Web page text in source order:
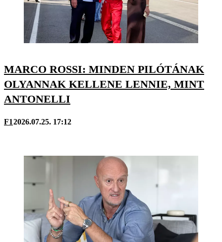
MARCO ROSSI: MINDEN PILÓTÁNAK
OLYANNAK KELLENE LENNIE, MINT
ANTONELLI
F12026.07.25. 17:12